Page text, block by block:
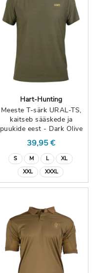
Hart-Hunting
Meeste T-särk URAL-TS,
kaitseb sääskede ja
puukide eest - Dark Olive
39,95 €
S M L
XL
XXL
XXXL